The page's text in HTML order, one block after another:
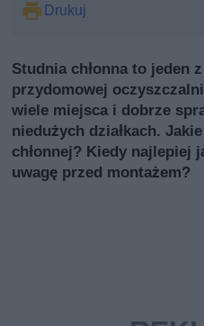
Drukuj
Studnia chłonna to jeden
przydomowej
wiele miejsca i dobrze
niedużych działkach.
chłonnej? Kiedy najlepiej
uwagę przed montażem?